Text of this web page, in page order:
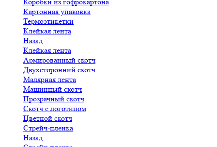
Картонная упаковка
Термоэтикетки
Клейкая лента
Назад
Клейкая лента
Армированный скотч
Двухсторонний скотч
Малярная лента
Машинный скотч
Прозрачный скотч
Скотч с логотипом
Цветной скотч
Стрейч-пленка
Назад